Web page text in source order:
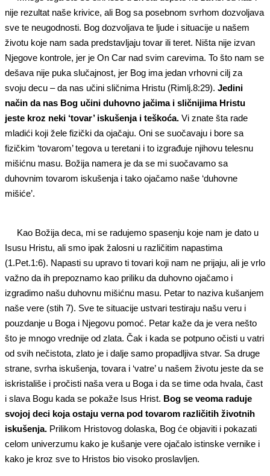
nije rezultat naše krivice, ali Bog sa posebnom svrhom dozvoljava
sve te neugodnosti. Bog dozvoljava te ljude i situacije u našem
životu koje nam sada predstavljaju tovar ili teret. Ništa nije izvan
Njegove kontrole, jer je On Car nad svim carevima. To što nam se
dešava nije puka slučajnost, jer Bog ima jedan vrhovni cilj za
svoju decu – da nas učini sličnima Hristu (Rimlj.8:29). Jedini
način da nas Bog učini duhovno jačima i sličnijima Hristu
jeste kroz neki ‘tovar’ iskušenja i teškoća. Vi znate šta rade
mladići koji žele fizički da ojačaju. Oni se suočavaju i bore sa
fizičkim ‘tovarom’ tegova u teretani i to izgrađuje njihovu telesnu
mišićnu masu. Božija namera je da se mi suočavamo sa
duhovnim tovarom iskušenja i tako ojačamo naše ‘duhovne
mišiće’.
Kao Božija deca, mi se radujemo spasenju koje nam je dato u
Isusu Hristu, ali smo ipak žalosni u različitim napastima
(1.Pet.1:6). Napasti su upravo ti tovari koji nam ne prijaju, ali je vrlo
važno da ih prepoznamo kao priliku da duhovno ojačamo i
izgradimo našu duhovnu mišićnu masu. Petar to naziva kušanjem
naše vere (stih 7). Sve te situacije ustvari testiraju našu veru i
pouzdanje u Boga i Njegovu pomoć. Petar kaže da je vera nešto
što je mnogo vrednije od zlata. Čak i kada se potpuno očisti u vatri
od svih nečistota, zlato je i dalje samo propadljiva stvar. Sa druge
strane, svrha iskušenja, tovara i ‘vatre’ u našem životu jeste da se
iskristališe i pročisti naša vera u Boga i da se time oda hvala, čast
i slava Bogu kada se pokaže Isus Hrist. Bog se veoma raduje
svojoj deci koja ostaju verna pod tovarom različitih životnih
iskušenja. Prilikom Hristovog dolaska, Bog će objaviti i pokazati
celom univerzumu kako je kušanje vere ojačalo istinske vernike i
kako je kroz sve to Hristos bio visoko proslavljen.